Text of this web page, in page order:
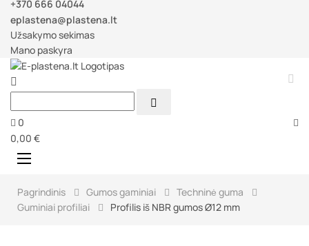
+370 666 04044
eplastena@plastena.lt
Užsakymo sekimas
Mano paskyra
 

0
0,00 €
Perjungti
☰
Pagrindinis Gumos gaminiai
Techninė guma
Guminiai profiliai
Profilis iš NBR gumos Ø12 mm